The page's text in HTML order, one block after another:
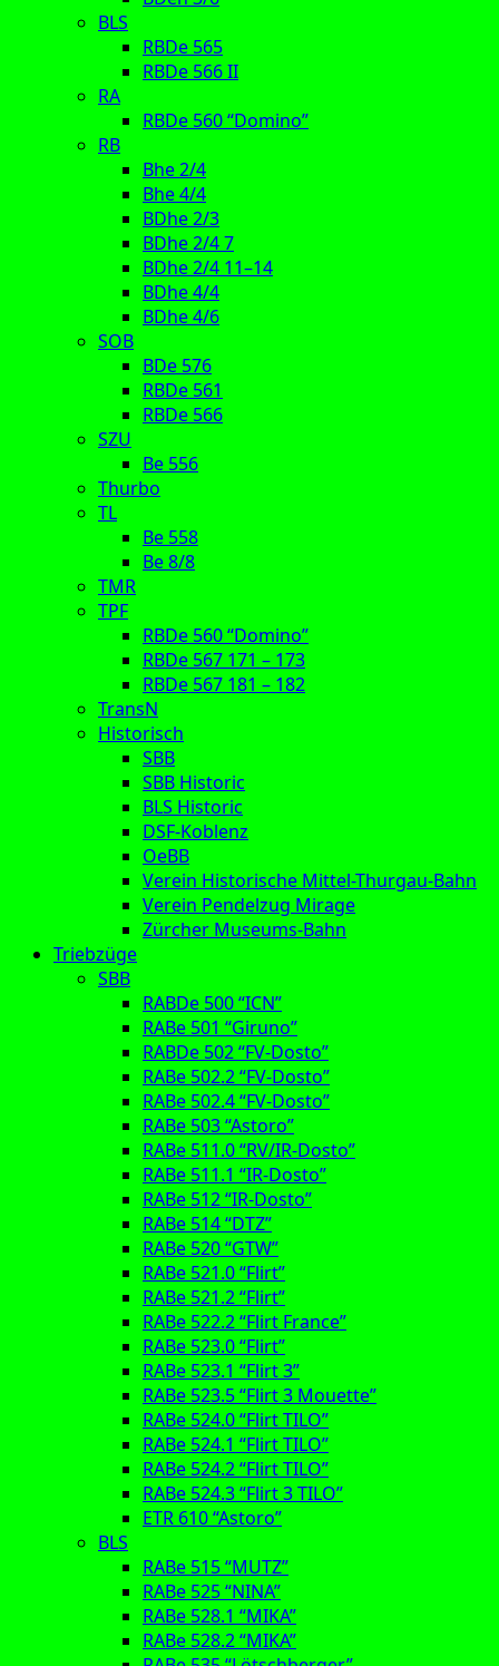
BLS
RBDe 565
RBDe 566 II
RA
RBDe 560 “Domino”
RB
Bhe 2/4
Bhe 4/4
BDhe 2/3
BDhe 2/4 7
BDhe 2/4 11–14
BDhe 4/4
BDhe 4/6
SOB
BDe 576
RBDe 561
RBDe 566
SZU
Be 556
Thurbo
TL
Be 558
Be 8/8
TMR
TPF
RBDe 560 “Domino”
RBDe 567 171 – 173
RBDe 567 181 – 182
TransN
Historisch
SBB
SBB Historic
BLS Historic
DSF-Koblenz
OeBB
Verein Historische Mittel-Thurgau-Bahn
Verein Pendelzug Mirage
Zürcher Museums-Bahn
Triebzüge
SBB
RABDe 500 “ICN”
RABe 501 “Giruno”
RABDe 502 “FV-Dosto”
RABe 502.2 “FV-Dosto”
RABe 502.4 “FV-Dosto”
RABe 503 “Astoro”
RABe 511.0 “RV/IR-Dosto”
RABe 511.1 “IR-Dosto”
RABe 512 “IR-Dosto”
RABe 514 “DTZ”
RABe 520 “GTW”
RABe 521.0 “Flirt”
RABe 521.2 “Flirt”
RABe 522.2 “Flirt France”
RABe 523.0 “Flirt”
RABe 523.1 “Flirt 3”
RABe 523.5 “Flirt 3 Mouette”
RABe 524.0 “Flirt TILO”
RABe 524.1 “Flirt TILO”
RABe 524.2 “Flirt TILO”
RABe 524.3 “Flirt 3 TILO”
ETR 610 “Astoro”
BLS
RABe 515 “MUTZ”
RABe 525 “NINA”
RABe 528.1 “MIKA”
RABe 528.2 “MIKA”